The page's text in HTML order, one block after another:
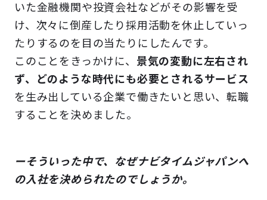
いた金融機関や投資会社などがその影響を受
け、次々に倒産したり採用活動を休止していっ
たりするのを目の当たりにしたんです。
このことをきっかけに、 景気の変動に左右され
ず、どのような時代にも必要とされるサービス
を生み出している企業で働きたいと思い、転職
することを決めました。
ーそういった中で、なぜナビタイムジャパンへ
の入社を決められたのでしょうか。